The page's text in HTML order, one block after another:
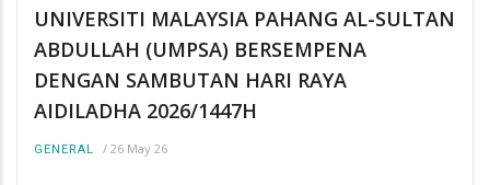
UNIVERSITI MALAYSIA PAHANG AL-SULTAN
ABDULLAH (UMPSA) BERSEMPENA
DENGAN SAMBUTAN HARI RAYA
AIDILADHA 2026/1447H
GENERAL / 26 May 26